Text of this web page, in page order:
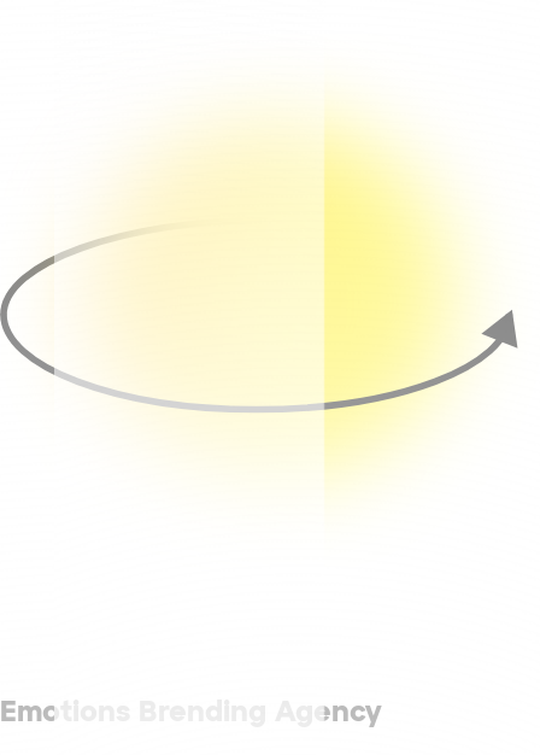
Emotions Brending Agency